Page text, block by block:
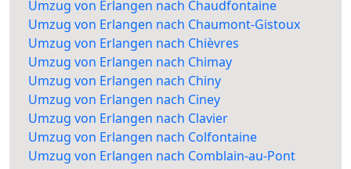
Umzug von Erlangen nach Chaudfontaine
Umzug von Erlangen nach Chaumont-Gistoux
Umzug von Erlangen nach Chièvres
Umzug von Erlangen nach Chimay
Umzug von Erlangen nach Chiny
Umzug von Erlangen nach Ciney
Umzug von Erlangen nach Clavier
Umzug von Erlangen nach Colfontaine
Umzug von Erlangen nach Comblain-au-Pont